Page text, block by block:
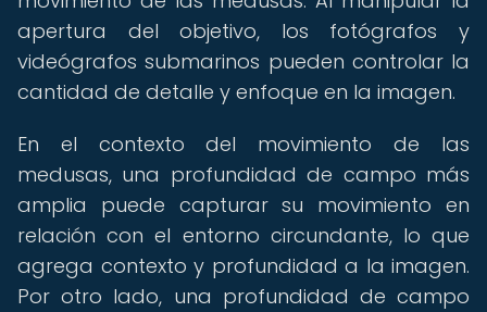
apertura del objetivo, los fotógrafos y
videógrafos submarinos pueden controlar la
cantidad de detalle y enfoque en la imagen.
En el contexto del movimiento de las
medusas, una profundidad de campo más
amplia puede capturar su movimiento en
relación con el entorno circundante, lo que
agrega contexto y profundidad a la imagen.
Por otro lado, una profundidad de campo